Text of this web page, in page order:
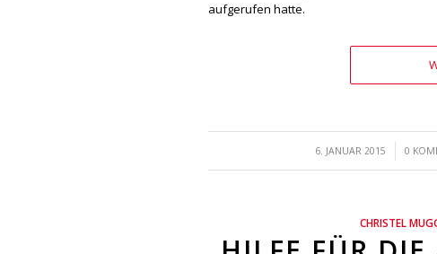
aufgerufen hatte.
6. JANUAR 2015
/ 0 /
CHRISTEL